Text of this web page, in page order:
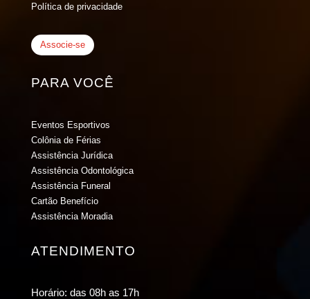
Política de privacidade
Associe-se
PARA VOCÊ
Eventos Esportivos
Colônia de Férias
Assistência Jurídica
Assistência Odontológica
Assistência Funeral
Cartão Benefício
Assistência Moradia
ATENDIMENTO
Horário: das 08h as 17h